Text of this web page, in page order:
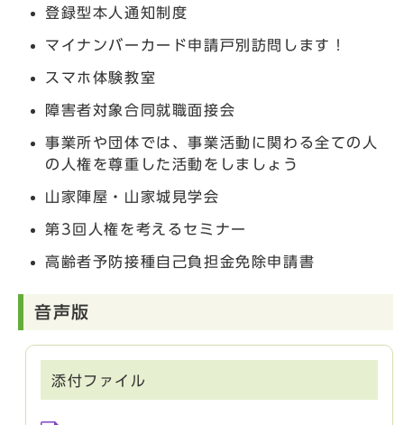
登録型本人通知制度
マイナンバーカード申請戸別訪問します！
スマホ体験教室
障害者対象合同就職面接会
事業所や団体では、事業活動に関わる全ての人
の人権を尊重した活動をしましょう
山家陣屋・山家城見学会
第3回人権を考えるセミナー
高齢者予防接種自己負担金免除申請書
音声版
添付ファイル